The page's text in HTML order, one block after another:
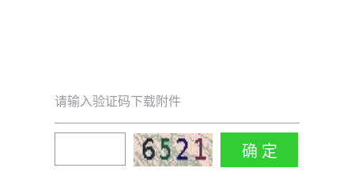
请输入验证码下载附件